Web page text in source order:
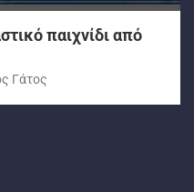
παιχνίδι από
Γάτος